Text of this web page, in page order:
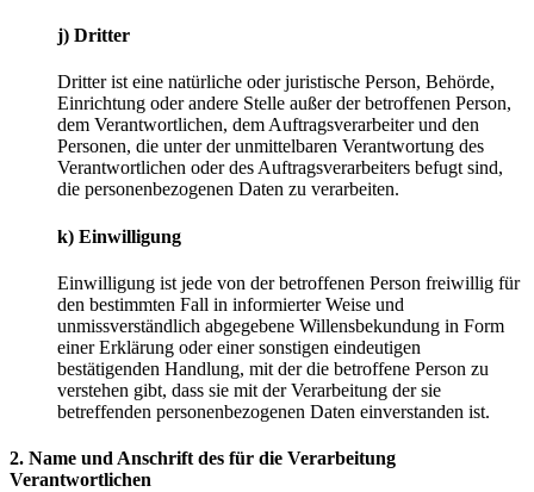
j) Dritter
Dritter ist eine natürliche oder juristische Person, Behörde,
Einrichtung oder andere Stelle außer der betroffenen Person,
dem Verantwortlichen, dem Auftragsverarbeiter und den
Personen, die unter der unmittelbaren Verantwortung des
Verantwortlichen oder des Auftragsverarbeiters befugt sind,
die personenbezogenen Daten zu verarbeiten.
k) Einwilligung
Einwilligung ist jede von der betroffenen Person freiwillig für
den bestimmten Fall in informierter Weise und
unmissverständlich abgegebene Willensbekundung in Form
einer Erklärung oder einer sonstigen eindeutigen
bestätigenden Handlung, mit der die betroffene Person zu
verstehen gibt, dass sie mit der Verarbeitung der sie
betreffenden personenbezogenen Daten einverstanden ist.
2. Name und Anschrift des für die Verarbeitung
Verantwortlichen